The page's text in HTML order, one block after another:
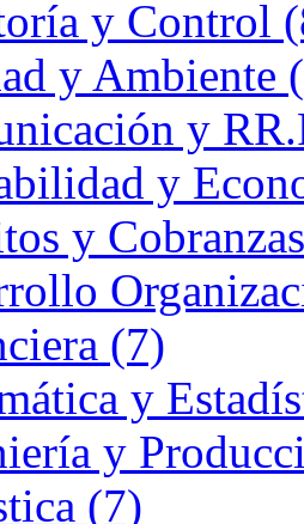
y Control
y Ambiente
y
y
y
(7)
y
y
(7)